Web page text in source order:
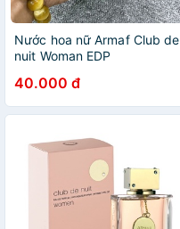
Nước hoa nữ Armaf Club de
nuit Woman EDP
40.000 đ